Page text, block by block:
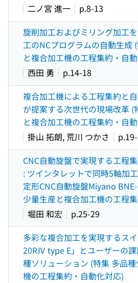
二ノ宮 進一
p.8-13
旋削加工およびミリング加工
工のNCプログラムの自動生成
と複合加工機の工程集約・自
西田 勇
p.14-18
複合加工機による工程集約と
が提案する次世代の現場改革 (
と複合加工機の工程集約・自
掛山 拓朗, 荒川 つかさ
CNC自動旋盤で実現する工程
: ツインタレットで同時5軸加
定形CNC自動旋盤Miyano
少量生産と複合加工機の工程
堀田 和宏
p.25-29
多彩な複合加工を実現するス
20RⅣ type E」とユーザーの
種ソリューション (特集 多品
機の工程集約・自動化対応)